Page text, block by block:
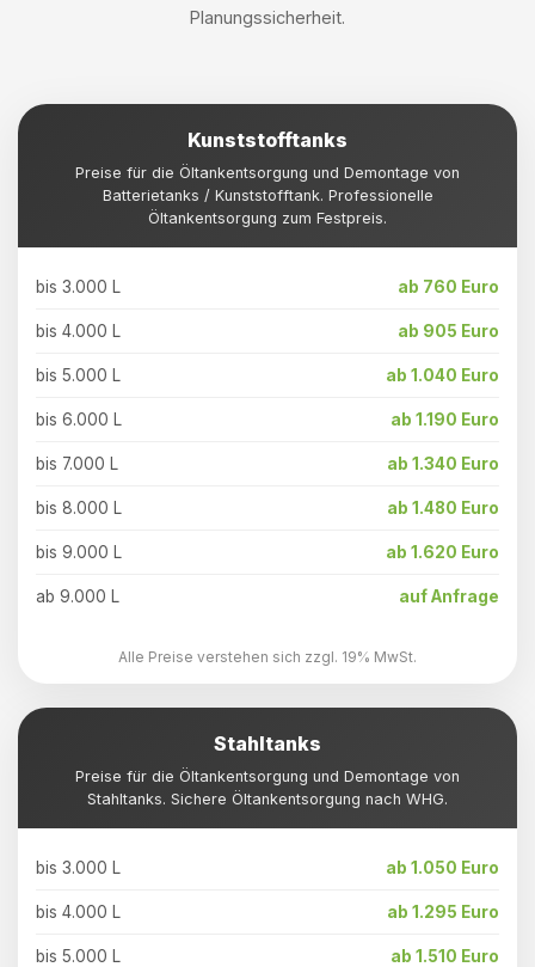
Planungssicherheit.
Kunststofftanks
Preise für die Öltankentsorgung und Demontage von
Batterietanks / Kunststofftank. Professionelle
Öltankentsorgung zum Festpreis.
bis 3.000 L ab 760 Euro
bis 4.000 L ab 905 Euro
bis 5.000 L ab 1.040 Euro
bis 6.000 L ab 1.190 Euro
bis 7.000 L ab 1.340 Euro
bis 8.000 L ab 1.480 Euro
bis 9.000 L ab 1.620 Euro
ab 9.000 L auf Anfrage
Alle Preise verstehen sich zzgl. 19% MwSt.
Stahltanks
Preise für die Öltankentsorgung und Demontage von
Stahltanks. Sichere Öltankentsorgung nach WHG.
bis 3.000 L ab 1.050 Euro
bis 4.000 L ab 1.295 Euro
bis 5.000 L ab 1.510 Euro